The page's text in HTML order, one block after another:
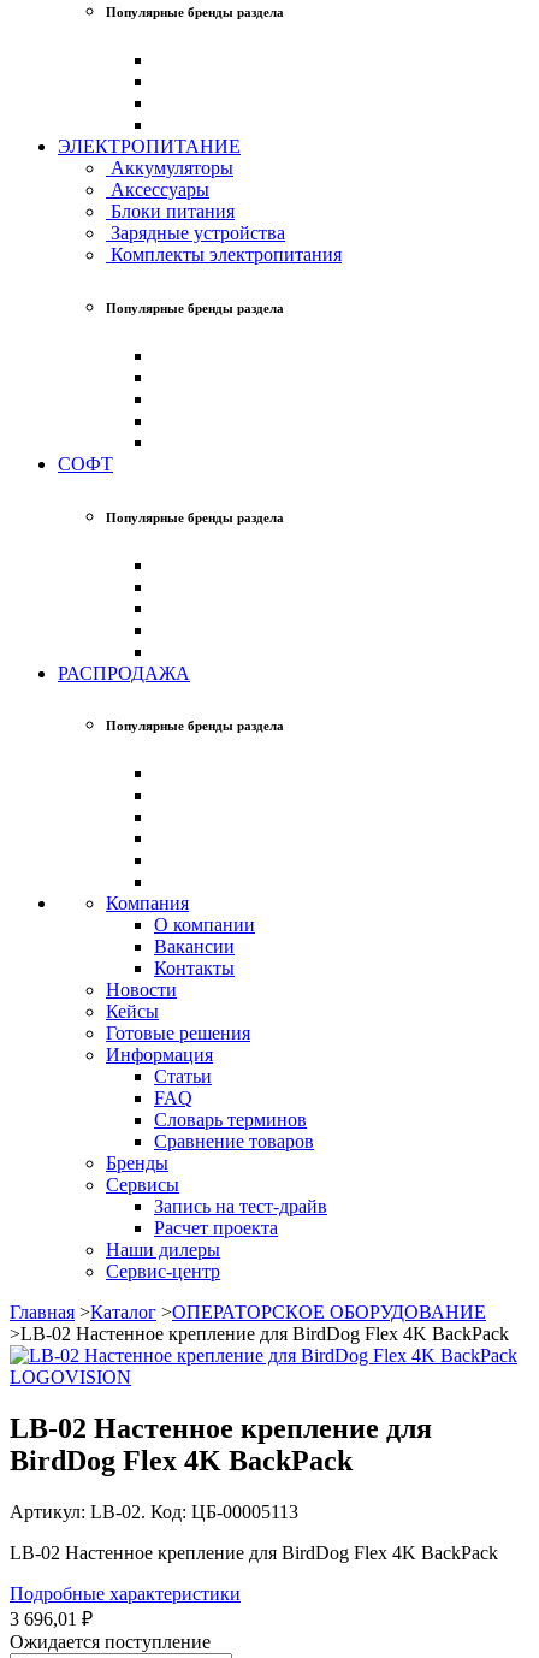
Популярные бренды раздела
ЭЛЕКТРОПИТАНИЕ
Аккумуляторы
Аксессуары
Блоки питания
Зарядные устройства
Комплекты электропитания
Популярные бренды раздела
СОФТ
Популярные бренды раздела
РАСПРОДАЖА
Популярные бренды раздела
Компания
О компании
Вакансии
Контакты
Новости
Кейсы
Готовые решения
Информация
Статьи
FAQ
Словарь терминов
Сравнение товаров
Бренды
Сервисы
Запись на тест-драйв
Расчет проекта
Наши дилеры
Сервис-центр
Главная >Каталог >ОПЕРАТОРСКОЕ ОБОРУДОВАНИЕ
>LB-02 Настенное крепление для BirdDog Flex 4K BackPack
LOGOVISION
LB-02 Настенное крепление для
BirdDog Flex 4K BackPack
Артикул: LB-02. Код: ЦБ-00005113
LB-02 Настенное крепление для BirdDog Flex 4K BackPack
Подробные характеристики
3 696,01 ₽
Ожидается поступление